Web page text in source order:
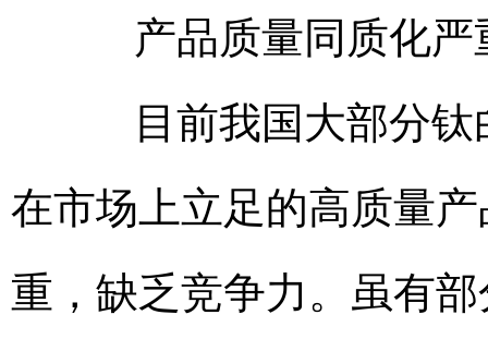
产品质量同质化严
目前我国大部分钛
在市场上立足的高质量
重，缺乏竞争力。虽有